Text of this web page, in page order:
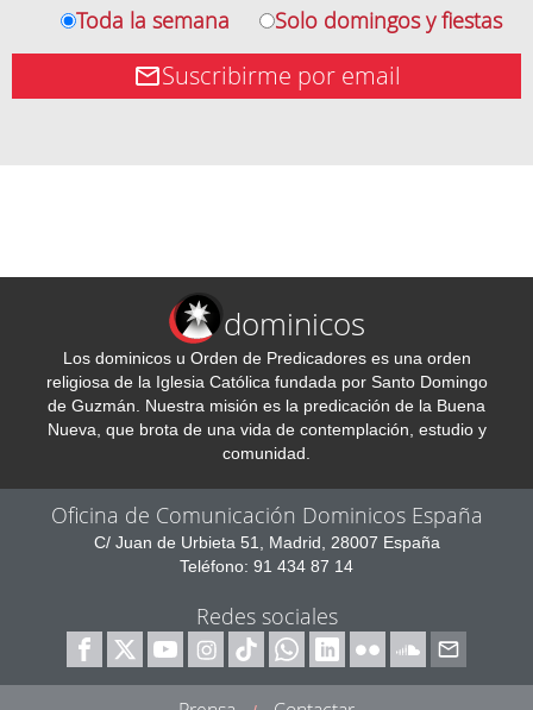
Toda la semana
Solo domingos y fiestas
Suscribirme por email
dominicos
Los dominicos u Orden de Predicadores es una orden
religiosa de la Iglesia Católica fundada por Santo Domingo
de Guzmán. Nuestra misión es la predicación de la Buena
Nueva, que brota de una vida de contemplación, estudio y
comunidad.
Oficina de Comunicación Dominicos España
C/ Juan de Urbieta 51, Madrid, 28007 España
Teléfono: 91 434 87 14
Redes sociales